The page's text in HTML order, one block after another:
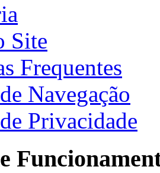
Site
Frequentes
Navegação
Privacidade